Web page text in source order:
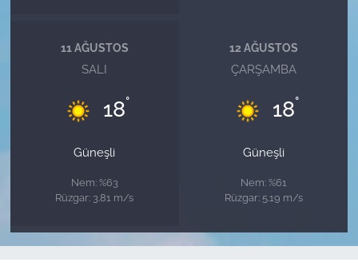
11 AĞUSTOS
SALI
18°
Güneşli
Nem: %63
Rüzgar: 3.81 m/s
12 AĞUSTOS
ÇARŞAMBA
18°
Güneşli
Nem: %61
Rüzgar: 5.19 m/s